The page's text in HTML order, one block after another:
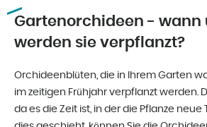
Gartenorchideen - wann
werden sie verpflanzt?
Orchideenblüten, die in Ihrem Garten
im zeitigen Frühjahr verpflanzt werden.
da es die Zeit ist, in der die Pflanze neue